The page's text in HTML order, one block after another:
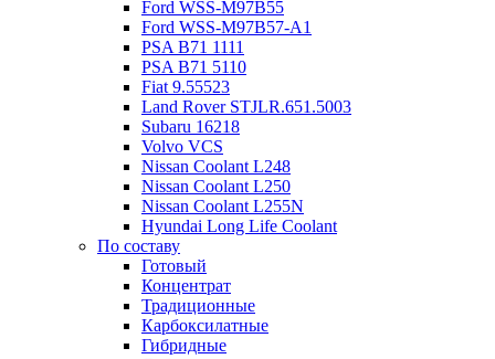
Ford WSS-M97B55
Ford WSS-M97B57-A1
PSA B71 1111
PSA B71 5110
Fiat 9.55523
Land Rover STJLR.651.5003
Subaru 16218
Volvo VCS
Nissan Coolant L248
Nissan Coolant L250
Nissan Coolant L255N
Hyundai Long Life Coolant
По составу
Готовый
Концентрат
Традиционные
Карбоксилатные
Гибридные